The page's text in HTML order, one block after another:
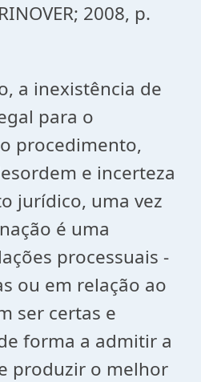
2008, p.
a inexistência de
para o
procedimento,
e incerteza
jurídico, uma vez
é uma
processuais -
ou em relação ao
ser certas e
forma a admitir a
produzir o melhor